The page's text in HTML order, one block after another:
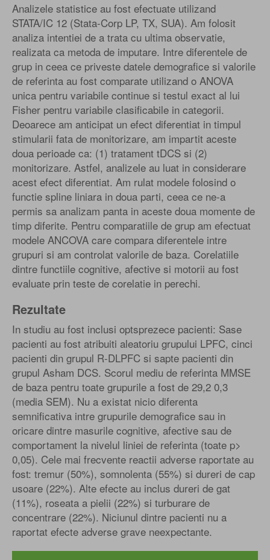
Analizele statistice au fost efectuate utilizand
STATA/IC 12 (Stata-Corp LP, TX, SUA). Am folosit
analiza intentiei de a trata cu ultima observatie,
realizata ca metoda de imputare. Intre diferentele de
grup in ceea ce priveste datele demografice si valorile
de referinta au fost comparate utilizand o ANOVA
unica pentru variabile continue si testul exact al lui
Fisher pentru variabile clasificabile in categorii.
Deoarece am anticipat un efect diferentiat in timpul
stimularii fata de monitorizare, am impartit aceste
doua perioade ca: (1) tratament tDCS si (2)
monitorizare. Astfel, analizele au luat in considerare
acest efect diferentiat. Am rulat modele folosind o
functie spline liniara in doua parti, ceea ce ne-a
permis sa analizam panta in aceste doua momente de
timp diferite. Pentru comparatiile de grup am efectuat
modele ANCOVA care compara diferentele intre
grupuri si am controlat valorile de baza. Corelatiile
dintre functiile cognitive, afective si motorii au fost
evaluate prin teste de corelatie in perechi.
Rezultate
In studiu au fost inclusi optsprezece pacienti: Sase
pacienti au fost atribuiti aleatoriu grupului LPFC, cinci
pacienti din grupul R-DLPFC si sapte pacienti din
grupul Asham DCS. Scorul mediu de referinta MMSE
de baza pentru toate grupurile a fost de 29,2 0,3
(media SEM). Nu a existat nicio diferenta
semnificativa intre grupurile demografice sau in
oricare dintre masurile cognitive, afective sau de
comportament la nivelul liniei de referinta (toate p>
0,05). Cele mai frecvente reactii adverse raportate au
fost: tremur (50%), somnolenta (55%) si dureri de cap
usoare (22%). Alte efecte au inclus dureri de gat
(11%), roseata a pielii (22%) si turburare de
concentrare (22%). Niciunul dintre pacienti nu a
raportat efecte adverse grave neexpectante.